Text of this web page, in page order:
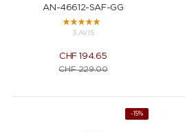
AN-46612-SAF-GG
3 AVIS
CHF194.65
CHF229.00
-15%